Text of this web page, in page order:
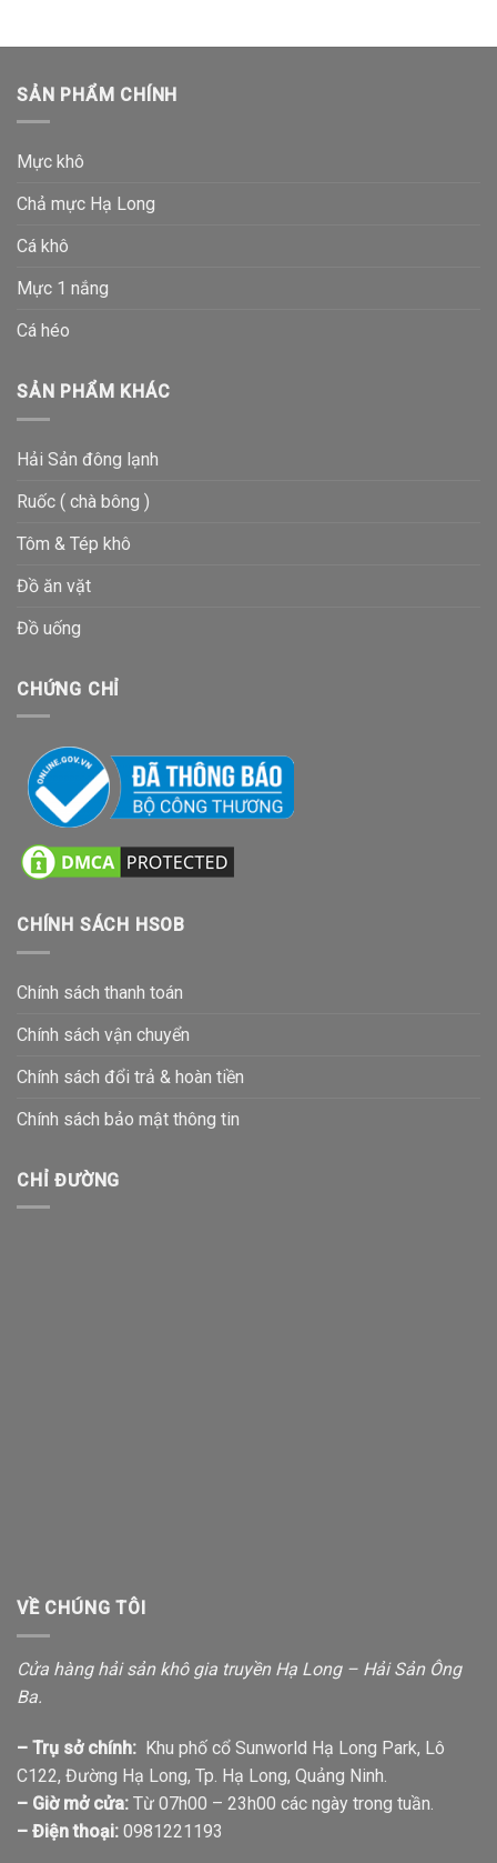
SẢN PHẨM CHÍNH
Mực khô
Chả mực Hạ Long
Cá khô
Mực 1 nắng
Cá héo
SẢN PHẨM KHÁC
Hải Sản đông lạnh
Ruốc ( chà bông )
Tôm & Tép khô
Đồ ăn vặt
Đồ uống
CHỨNG CHỈ
CHÍNH SÁCH HSOB
Chính sách thanh toán
Chính sách vận chuyển
Chính sách đổi trả & hoàn tiền
Chính sách bảo mật thông tin
CHỈ ĐƯỜNG
VỀ CHÚNG TÔI
Cửa hàng hải sản khô gia truyền Hạ Long – Hải Sản Ông
Ba.
– Trụ sở chính: Khu phố cổ Sunworld Hạ Long Park, Lô
C122, Đường Hạ Long, Tp. Hạ Long, Quảng Ninh.
– Giờ mở cửa: Từ 07h00 – 23h00 các ngày trong tuần.
– Điện thoại: 0981221193